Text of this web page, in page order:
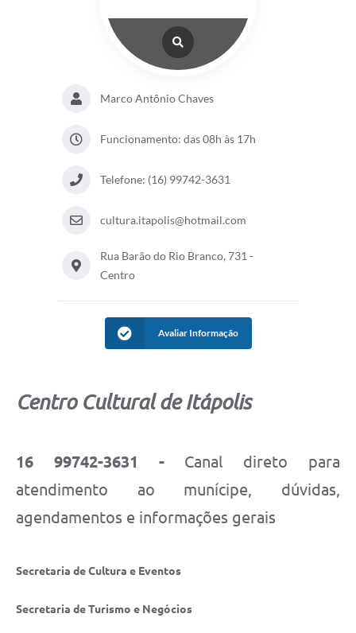
Documentos
Bairros Rurais
Projetos
Contas Públicas
Marco Antônio Chaves
Funcionamento: das 08h às 17h
Telefone: (16) 99742-3631
cultura.itapolis@hotmail.com
Rua Barão do Rio Branco, 731 -
Centro
Avaliar Informação
Centro Cultural de Itápolis
16 99742-3631 - Canal direto para
atendimento ao munícipe, dúvidas,
agendamentos e informações gerais
Secretaria de Cultura e Eventos
Secretaria de Turismo e Negócios